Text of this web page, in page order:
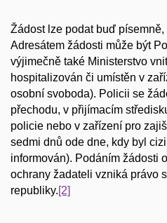
Žádost lze podat buď
Adresátem žádosti může být
výjimečně také Ministerstvo
hospitalizován či umístěn v
osobní svoboda). Policii se
přechodu, v přijímacím
policie nebo v zařízení pro
sedmi dnů ode dne, kdy byl
informován). Podáním žádosti
ochrany žadateli vzniká právo
republiky.[2]